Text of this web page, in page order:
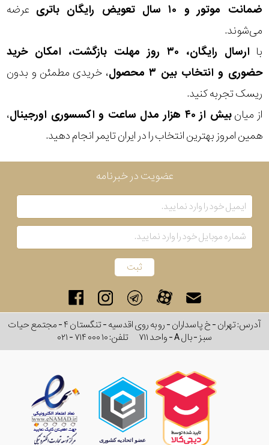
ضمانت موتور و ۱۰ سال تعویض رایگان باتری
عرضه
می‌شوند.
با
ارسال رایگان، ۳۰ روز مهلت بازگشت، امکان خرید
حضوری و انتخاب بین ۳ محصول
، خریدی مطمئن و بدون
ریسک تجربه کنید.
از میانبیش از ۴۰ هزار مدل ساعت و اکسسوری اورجینال
،
همین امروز بهترین انتخاب را در ایران تایمر انجام دهید.
عضویت در خبرنامه
آدرس: تهران - خ پاسداران - رو به روی اقدسیه - تنگستان ۴ - مجتمع حیات
سبز - بال A - واحد ۷۱۱
تلفن:۰۲۱ - ۷۱۴ ۰۰۰ ۱۰